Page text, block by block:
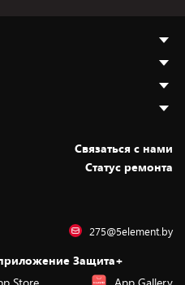
Cвязаться с нами
Статус ремонта
275@5element.by
Защита+
Store App Gallery